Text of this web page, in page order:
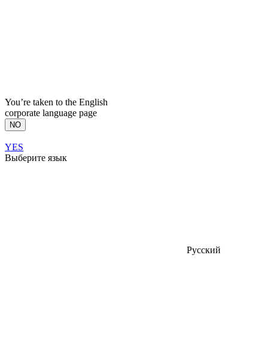
You’re taken to the English
corporate language page
NO
YES
Выберите язык
Русский